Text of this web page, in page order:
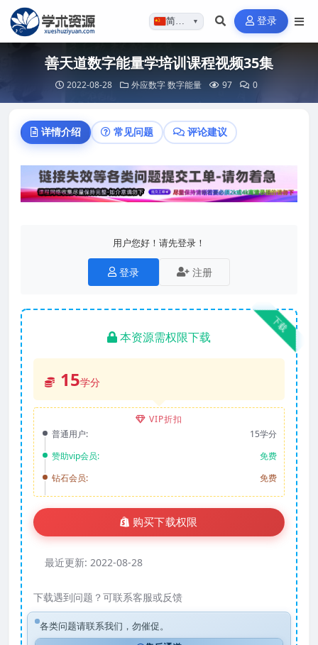
简体…▼ 登录
善天道数字能量学培训课程视频35集
2022-08-28 外应数字 数字能量 97 0
详情介绍 常见问题 评论建议
用户您好！请先登录！
登录 注册
下载
本资源需权限下载
15学分
VIP折扣
普通用户:
15学分
赞助vip会员:
免费
钻石会员:
免费
购买下载权限
最近更新: 2022-08-28
下载遇到问题？可联系客服或反馈
各类问题请联系我们，勿催促。